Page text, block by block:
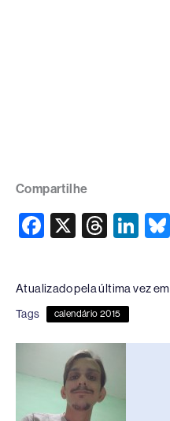
Compartilhe
F
c
e
b
o
o
X
T
e
a
d
s
Li
e
n
Atualizado pela última vez em
Tags calendário 2015